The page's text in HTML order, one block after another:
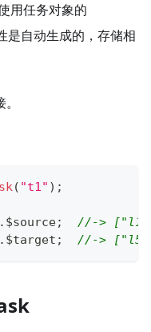
用任务对象的
是自动生成的，存储相
( "t1" ) ;
. $source;
//->
. $target ; //->